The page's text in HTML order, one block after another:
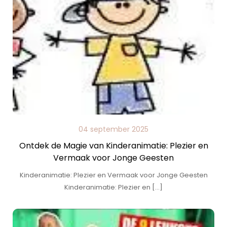
04 september 2025
Ontdek de Magie van Kinderanimatie: Plezier en
Vermaak voor Jonge Geesten
Kinderanimatie: Plezier en Vermaak voor Jonge Geesten
Kinderanimatie: Plezier en […]